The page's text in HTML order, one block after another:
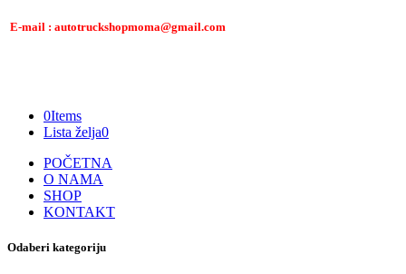
E-mail : autotruckshopmoma@gmail.com
0Items
Lista želja0
POČETNA
O NAMA
SHOP
KONTAKT
Odaberi kategoriju